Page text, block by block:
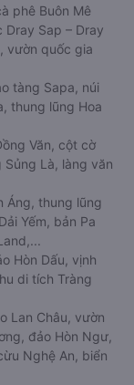
phê Buôn Mê
Dray Sap – Dray
vườn quốc gia
tàng Sapa, núi
thung lũng Hoa
Văn, cột cờ
Sủng Là, làng văn
Áng, thung lũng
Yếm, bản Pa
Hòn Dấu, vịnh
di tích Tràng
Lan Châu, vườn
đảo Hòn Ngư,
Nghệ An, biển